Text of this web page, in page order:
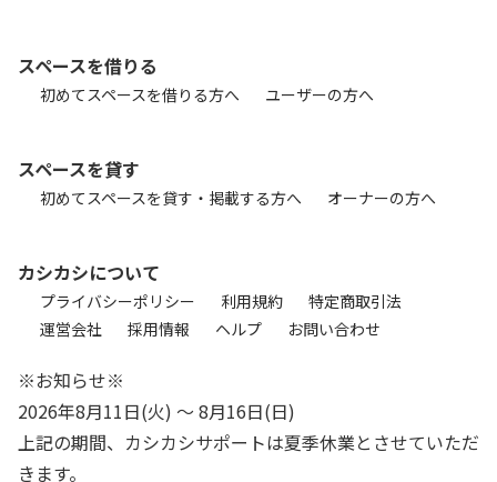
スペースを借りる
初めてスペースを借りる方へ ユーザーの方へ
スペースを貸す
初めてスペースを貸す・掲載する方へ オーナーの方へ
カシカシについて
プライバシーポリシー 利用規約
特定商取引法
運営会社
採用情報 ヘルプ お問い合わせ
※お知らせ※
2026年8月11日(火) 〜 8月16日(日)
上記の期間、カシカシサポートは夏季休業とさせていただ
きます。